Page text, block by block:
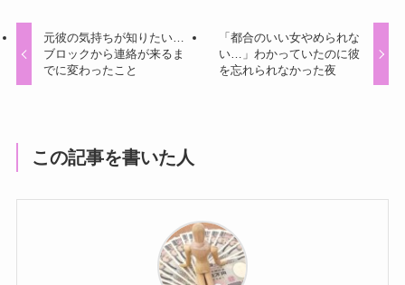
元彼の気持ちが知りたい…
ブロックから連絡が来るま
でに変わったこと
「都合のいい女やめられな
い…」わかっていたのに彼
を忘れられなかった夜
この記事を書いた人